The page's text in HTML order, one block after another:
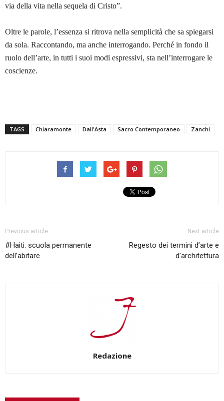
via della vita nella sequela di Cristo”.
Oltre le parole, l’essenza si ritrova nella semplicità che sa spiegarsi
da sola. Raccontando, ma anche interrogando. Perché in fondo il
ruolo dell’arte, in tutti i suoi modi espressivi, sta nell’interrogare le
coscienze.
TAGS Chiaramonte Dall'Asta Sacro Contemporaneo Zanchi
Previous article
#Haiti: scuola permanente
dell’abitare
Next article
Regesto dei termini d’arte e
d’architettura
Redazione